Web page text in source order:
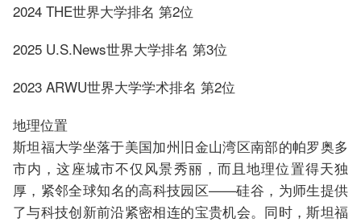
2024 THE世界大学排名 第2位
2025 U.S.News世界大学排名 第3位
2023 ARWU世界大学学术排名 第2位
地理位置
斯坦福大学坐落于美国加州旧金山湾区南部的帕罗奥多
市内，这座城市不仅风景秀丽，而且地理位置得天独
厚，紧邻全球知名的高科技园区——硅谷，为师生提供
了与科技创新前沿紧密相连的宝贵机会。同时，斯坦福